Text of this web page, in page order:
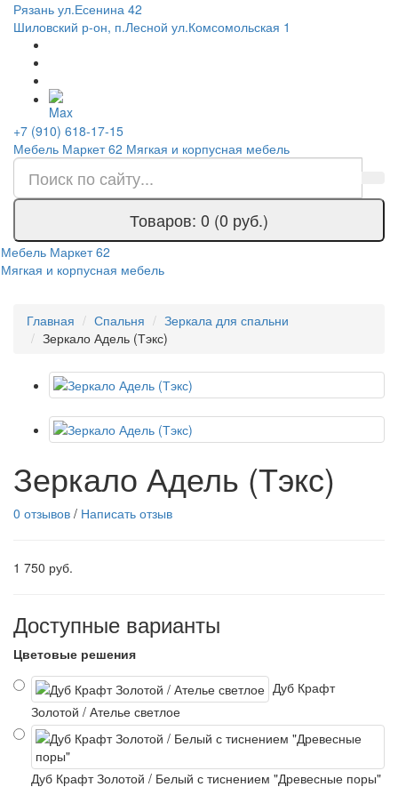
Рязань ул.Есенина 42
Шиловский р-он, п.Лесной ул.Комсомольская 1
+7 (910) 618-17-15
Мебель Маркет 62 Мягкая и корпусная мебель
Товаров: 0 (0 руб.)
Мебель Маркет 62
Мягкая и корпусная мебель
Главная Спальня
Зеркала для спальни
Зеркало Адель (Тэкс)
Зеркало Адель (Тэкс)
0 отзывов / Написать отзыв
1 750 руб.
Доступные варианты
Цветовые решения
Дуб Крафт
Золотой / Ателье светлое
Дуб Крафт Золотой / Белый с тиснением "Древесные поры"